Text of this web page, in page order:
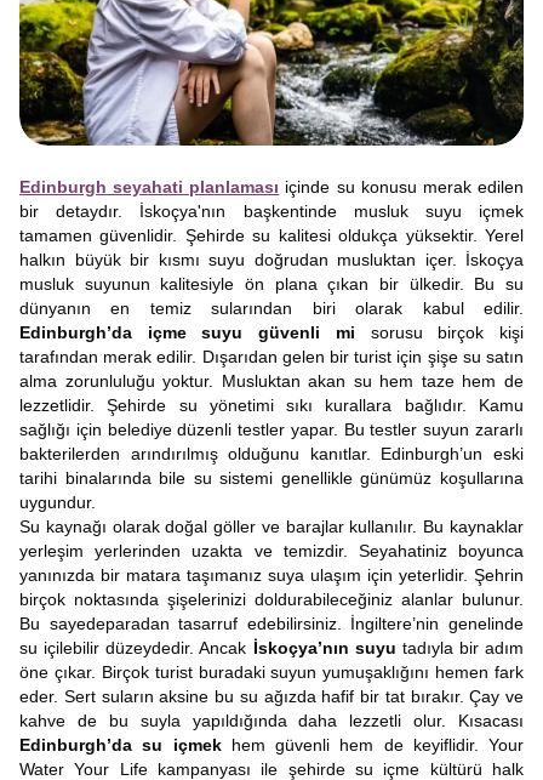
Edinburgh seyahati planlaması içinde su konusu merak edilen
bir detaydır. İskoçya'nın başkentinde musluk suyu içmek
tamamen güvenlidir. Şehirde su kalitesi oldukça yüksektir. Yerel
halkın büyük bir kısmı suyu doğrudan musluktan içer. İskoçya
musluk suyunun kalitesiyle ön plana çıkan bir ülkedir. Bu su
dünyanın en temiz sularından biri olarak kabul edilir.
Edinburgh’da içme suyu güvenli mi sorusu birçok kişi
tarafından merak edilir. Dışarıdan gelen bir turist için şişe su satın
alma zorunluluğu yoktur. Musluktan akan su hem taze hem de
lezzetlidir. Şehirde su yönetimi sıkı kurallara bağlıdır. Kamu
sağlığı için belediye düzenli testler yapar. Bu testler suyun zararlı
bakterilerden arındırılmış olduğunu kanıtlar. Edinburgh’un eski
tarihi binalarında bile su sistemi genellikle günümüz koşullarına
uygundur.
Su kaynağı olarak doğal göller ve barajlar kullanılır. Bu kaynaklar
yerleşim yerlerinden uzakta ve temizdir. Seyahatiniz boyunca
yanınızda bir matara taşımanız suya ulaşım için yeterlidir. Şehrin
birçok noktasında şişelerinizi doldurabileceğiniz alanlar bulunur.
Bu sayedeparadan tasarruf edebilirsiniz. İngiltere’nin genelinde
su içilebilir düzeydedir. Ancak İskoçya’nın suyu tadıyla bir adım
öne çıkar. Birçok turist buradaki suyun yumuşaklığını hemen fark
eder. Sert suların aksine bu su ağızda hafif bir tat bırakır. Çay ve
kahve de bu suyla yapıldığında daha lezzetli olur. Kısacası
Edinburgh’da su içmekhem güvenli hem de keyiflidir. Your
Water Your Life kampanyası ile şehirde su içme kültürü halk